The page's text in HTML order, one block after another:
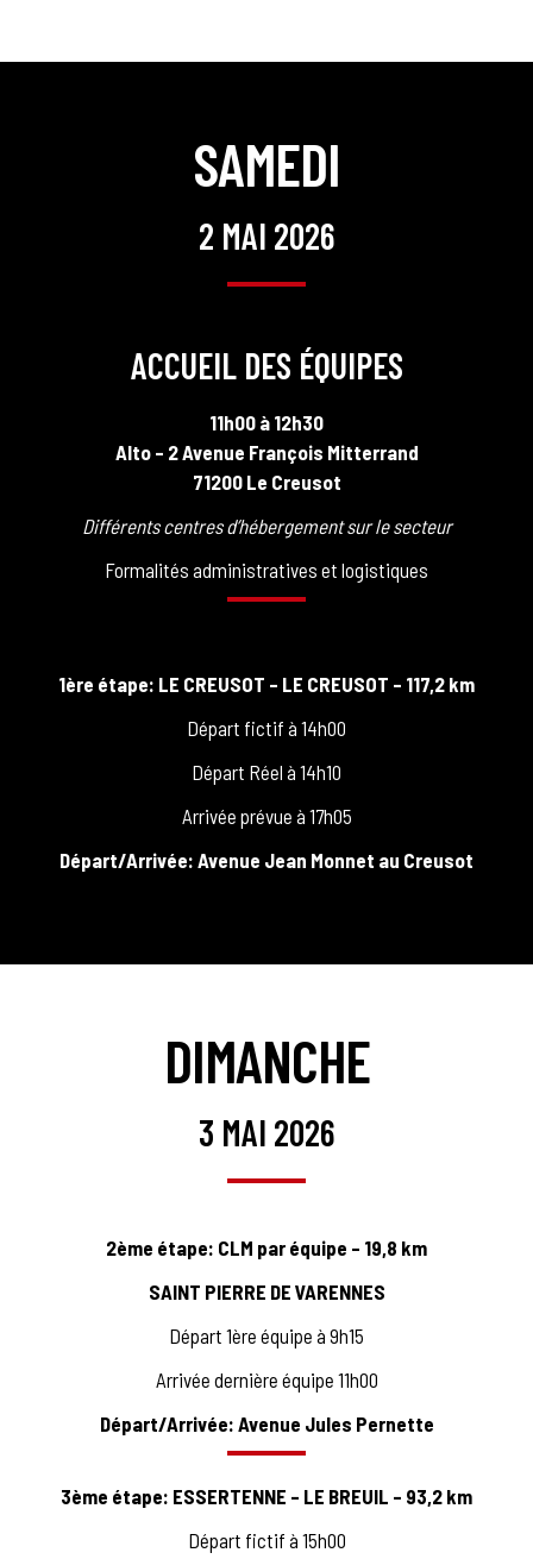
SAMEDI
2 MAI 2026
ACCUEIL DES ÉQUIPES
11h00 à 12h30
Alto – 2 Avenue François Mitterrand
71200 Le Creusot
Différents centres d’hébergement sur le secteur
Formalités administratives et logistiques
1ère étape: LE CREUSOT – LE CREUSOT – 117,2 km
Départ fictif à 14h00
Départ Réel à 14h10
Arrivée prévue à 17h05
Départ/Arrivée: Avenue Jean Monnet au Creusot
DIMANCHE
3 MAI 2026
2ème étape: CLM par équipe – 19,8 km
SAINT PIERRE DE VARENNES
Départ 1ère équipe à 9h15
Arrivée dernière équipe 11h00
Départ/Arrivée: Avenue Jules Pernette
3ème étape: ESSERTENNE – LE BREUIL – 93,2 km
Départ fictif à 15h00